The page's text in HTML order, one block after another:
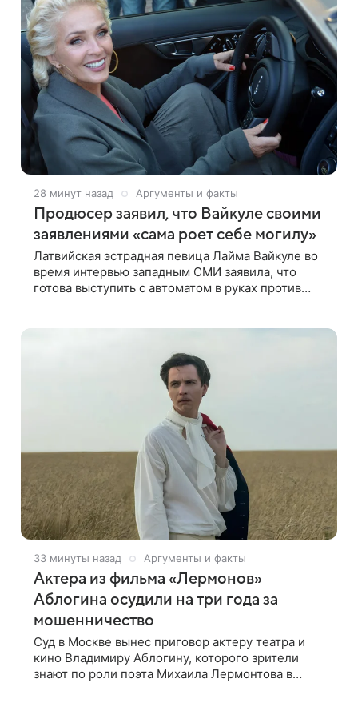
28 минут назад Аргументы и факты
Продюсер заявил, что Вайкуле своими
заявлениями «сама роет себе могилу»
Латвийская эстрадная певица Лайма Вайкуле во
время интервью западным СМИ заявила, что
готова выступить с автоматом в руках против
33 минуты назад Аргументы и факты
Актера из фильма «Лермонов»
Аблогина осудили на три года за
мошенничество
Суд в Москве вынес приговор актеру театра и
кино Владимиру Аблогину, которого зрители
знают по роли поэта Михаила Лермонтова в